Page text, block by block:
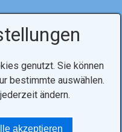
genutzt. Sie können
bestimmte auswählen.
ändern.
akzeptieren